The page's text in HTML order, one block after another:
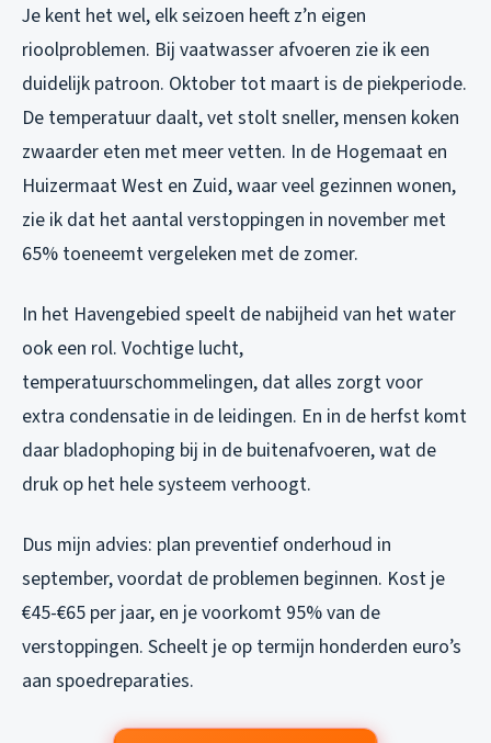
Je kent het wel, elk seizoen heeft z’n eigen
rioolproblemen. Bij vaatwasser afvoeren zie ik een
duidelijk patroon. Oktober tot maart is de piekperiode.
De temperatuur daalt, vet stolt sneller, mensen koken
zwaarder eten met meer vetten. In de Hogemaat en
Huizermaat West en Zuid, waar veel gezinnen wonen,
zie ik dat het aantal verstoppingen in november met
65% toeneemt vergeleken met de zomer.
In het Havengebied speelt de nabijheid van het water
ook een rol. Vochtige lucht,
temperatuurschommelingen, dat alles zorgt voor
extra condensatie in de leidingen. En in de herfst komt
daar bladophoping bij in de buitenafvoeren, wat de
druk op het hele systeem verhoogt.
Dus mijn advies: plan preventief onderhoud in
september, voordat de problemen beginnen. Kost je
€45-€65 per jaar, en je voorkomt 95% van de
verstoppingen. Scheelt je op termijn honderden euro’s
aan spoedreparaties.